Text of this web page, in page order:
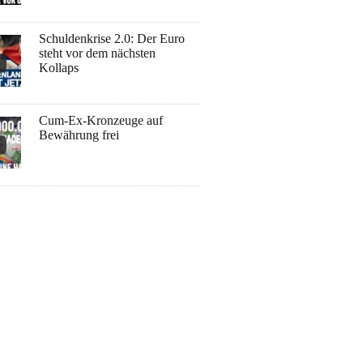
Schuldenkrise 2.0: Der Euro
steht vor dem nächsten
Kollaps
Cum-Ex-Kronzeuge auf
Bewährung frei